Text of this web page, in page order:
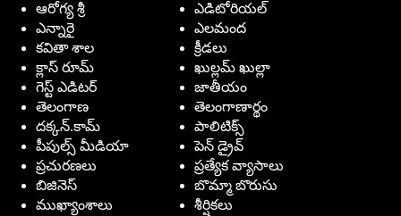
ఆరోగ్య శ్రీ
ఎడిటోరియల్
ఎన్నారై
ఎలమంద
కవితా శాల
క్రీడలు
క్లాస్ రూమ్
ఖుల్లమ్ ఖుల్లా
గెస్ట్ ఎడిటర్
జాతీయం
తెలంగాణ
తెలంగాణార్థం
దక్కన్.కామ్
పాలిటిక్స్
పీపుల్స్ ‌మీడియా
పెన్ డ్రైవ్
ప్రచురణలు
ప్రత్యేక వ్యాసాలు
బిజినెస్
బొమ్మా బొరుసు
ముఖ్యాంశాలు
శీర్షికలు